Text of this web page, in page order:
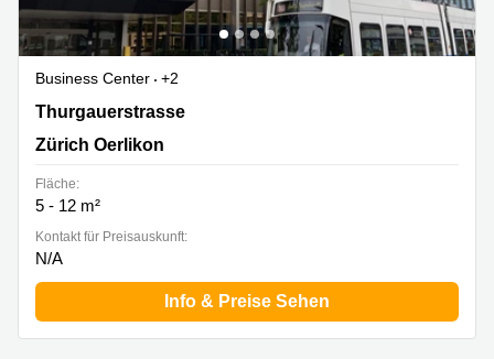
Business Center
+2
Thurgauerstrasse 40, Zürich Oerlikon
Thurgauerstrasse
Zürich Oerlikon
Fläche:
5 - 12 m²
Kontakt für Preisauskunft:
N/A
Info & Preise Sehen